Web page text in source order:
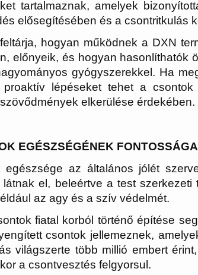
tartalmaznak, amelyek
elősegítésében és a csontritkulás
hogyan működnek a DXN
előnyeik, és hogyan hasonlíthatók
gyógyszerekkel. Ha
proaktív lépéseket tehet a
elkerülése érdekében.
EGÉSZSÉGÉNEK FONTOSSÁGA
egészsége az általános jólét
látnak el, beleértve a test
az agy és a szív védelmét.
fiatal korból történő építése
csontok jellemeznek,
világszerte több millió embert
a csontvesztés felgyorsul.